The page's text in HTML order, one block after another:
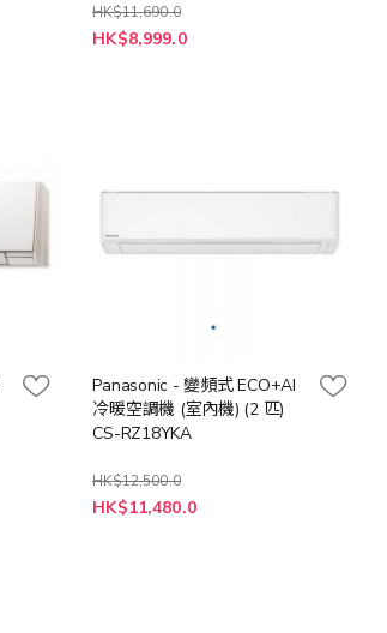
HK$11,690.0
特
殊
HK$8,999.0
Panasonic - 變頻式 ECO+AI
冷暖空調機 (室內機) (2 匹)
CS-RZ18YKA
HK$12,500.0
特
殊
HK$11,480.0